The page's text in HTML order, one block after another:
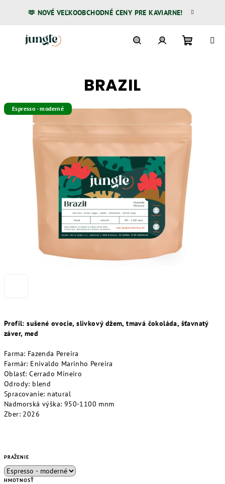
🫶 NOVÉ VEĽKOOBCHODNÉ CENY PRE KAVIARNE!
Profil: sušené ovocie, slivkový džem, tmavá čokoláda, šťavnatý
záver, med
Farma: Fazenda Pereira
Farmár: Enivaldo Marinho Pereira
Oblasť:Cerrado Mineiro
Odrody: blend
Spracovanie: natural
Nadmorská výška: 950-1100 mnm
Zber: 2026
PRAŽENIE
HMOTNOSŤ
BRAZIL
Espresso - moderné